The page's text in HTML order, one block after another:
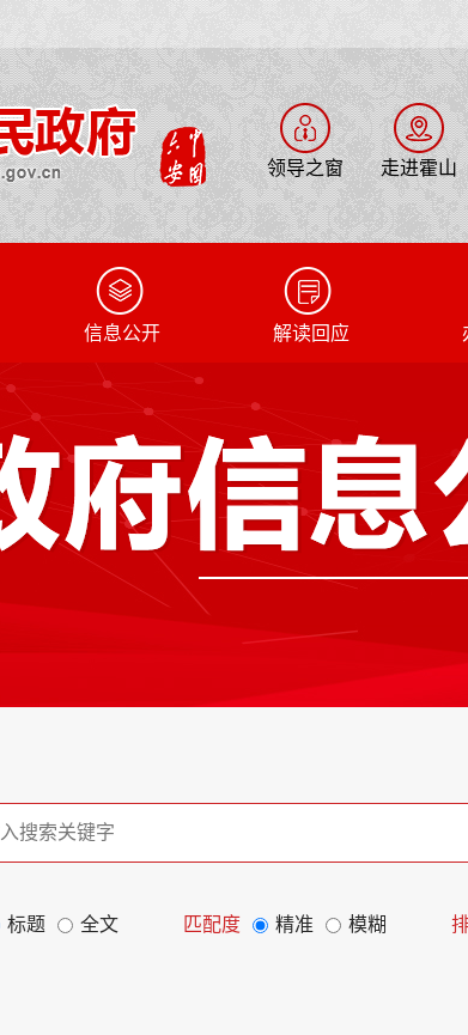
领导之窗 走进霍山
信息公开 解读回应
标题 全文 匹配度 精准 模糊